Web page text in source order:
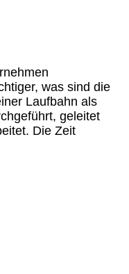
was sind die
Laufbahn als
geleitet
Die Zeit